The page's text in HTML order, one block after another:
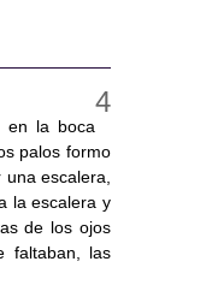
en la boca
palos formo
una escalera,
la escalera y
de los ojos
faltaban, las